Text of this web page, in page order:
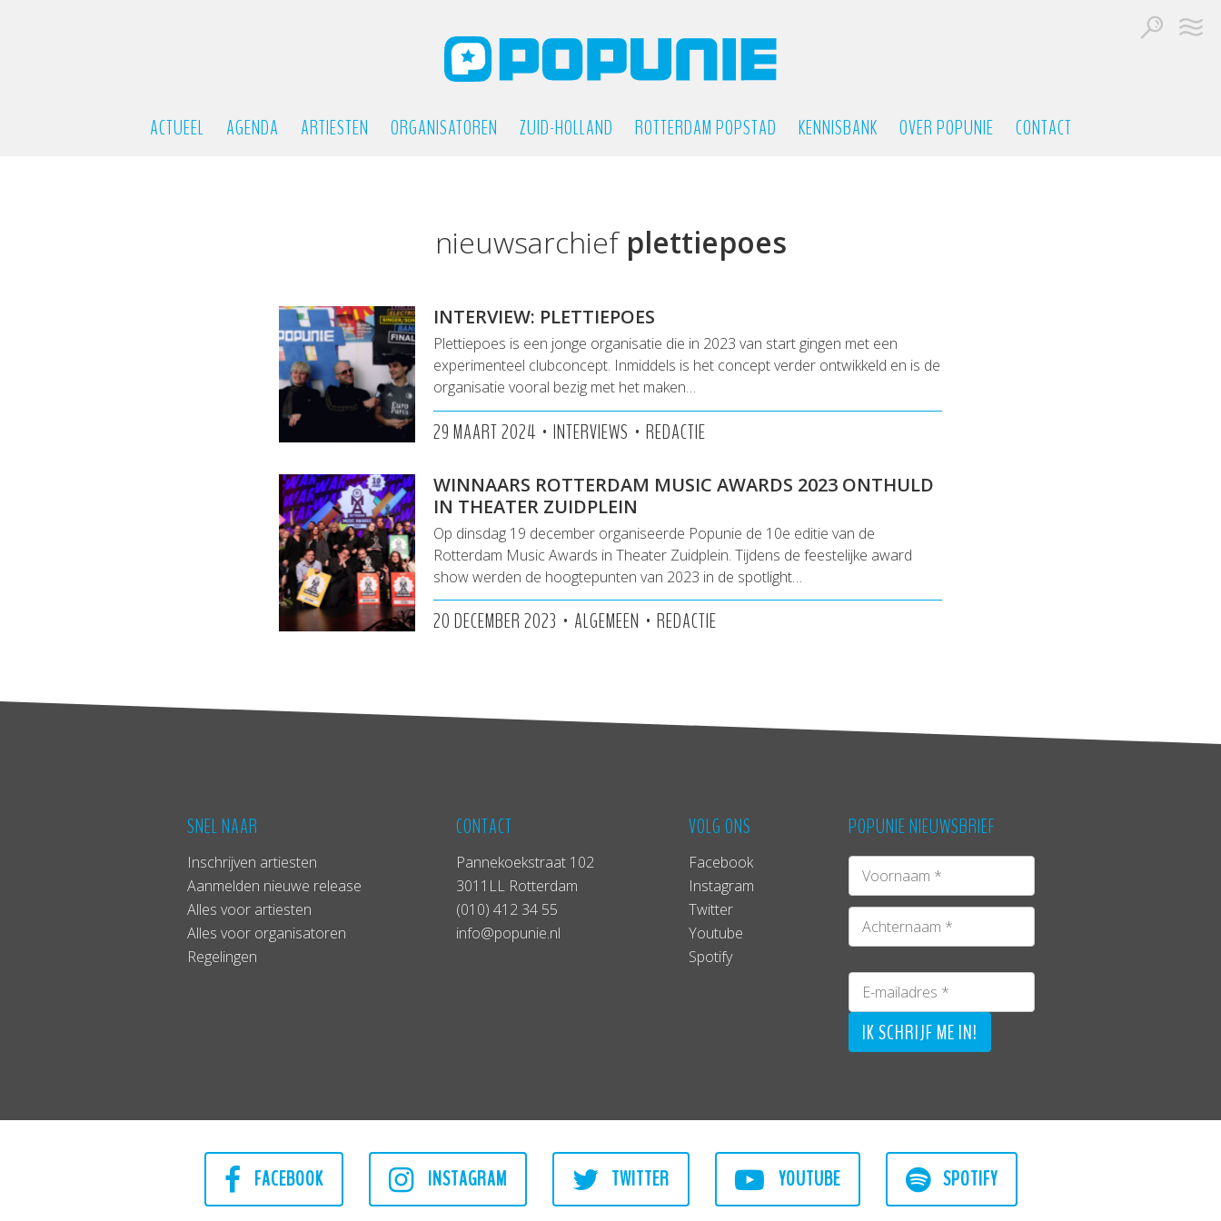
ACTUEEL AGENDA ARTIESTEN ORGANISATOREN ZUID-HOLLAND ROTTERDAM POPSTAD KENNISBANK OVER POPUNIE CONTACT
nieuwsarchief plettiepoes
INTERVIEW: PLETTIEPOES
Plettiepoes is een jonge organisatie die in 2023 van start gingen met een
experimenteel clubconcept. Inmiddels is het concept verder ontwikkeld en is de
organisatie vooral bezig met het maken…
29 MAART 2024 • INTERVIEWS • REDACTIE
WINNAARS ROTTERDAM MUSIC AWARDS 2023 ONTHULD
IN THEATER ZUIDPLEIN
Op dinsdag 19 december organiseerde Popunie de 10e editie van de
Rotterdam Music Awards in Theater Zuidplein. Tijdens de feestelijke award
show werden de hoogtepunten van 2023 in de spotlight…
20 DECEMBER 2023 • ALGEMEEN • REDACTIE
SNEL NAAR
Inschrijven artiesten
Aanmelden nieuwe release
Alles voor artiesten
Alles voor organisatoren
Regelingen
CONTACT
Pannekoekstraat 102
3011LL Rotterdam
(010) 412 34 55
info@popunie.nl
VOLG ONS
Facebook
Instagram
Twitter
Youtube
Spotify
POPUNIE NIEUWSBRIEF
FACEBOOK INSTAGRAM TWITTER YOUTUBE SPOTIFY